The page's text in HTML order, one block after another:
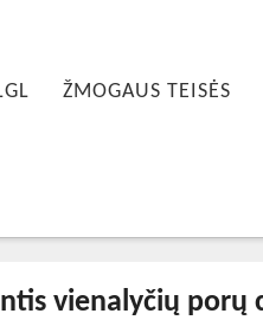
ŽMOGAUS TEISĖS
vienalyčių porų